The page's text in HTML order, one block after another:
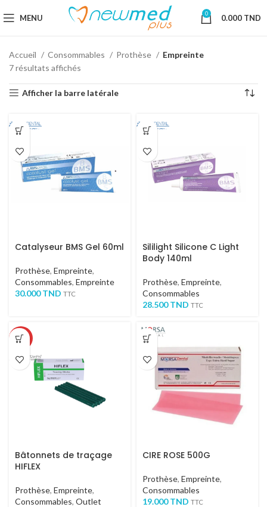
MENU 0 0.000 TND
Accueil Consommables Prothèse
Empreinte
7 résultats affichés
Afficher la barre latérale
Catalyseur BMS Gel 60ml
Prothèse, Empreinte,
Consommables, Empreinte
30.000TND TTC
Sililight Silicone C Light
Body 140ml
Prothèse, Empreinte,
Consommables
28.500TND TTC
-84%
Bâtonnets de traçage
HIFLEX
Prothèse, Empreinte,
Consommables, Outlet
CIRE ROSE 500G
Prothèse, Empreinte,
Consommables
19.000TND TTC